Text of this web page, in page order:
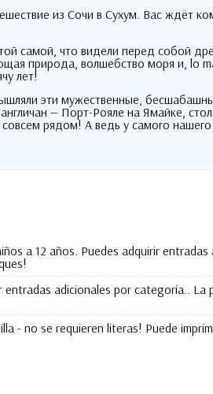
из Сочи в Сухум. Вас ждёт
самой что видели перед собой
природа волшебство моря и , lo
лет!
эти мужественные
— Порт-Рояле на Ямайке
совсем рядом! А ведь у самого
a 12 años. Puedes adquirir
adicionales por categoría.. La
- no se requieren literas! Puede